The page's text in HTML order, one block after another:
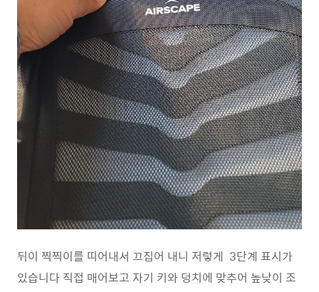
뒤이 찍찍이를 띠어내서 끄집어 내니 저렇게 3단계 표시가
있습니다 직접 매어보고 자기 키와 덩치에 맞추어 높낮이 조